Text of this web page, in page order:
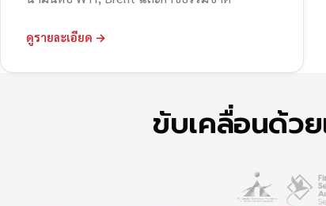
ดูรายละเอียด →
ขับเคลื่อนด้ว